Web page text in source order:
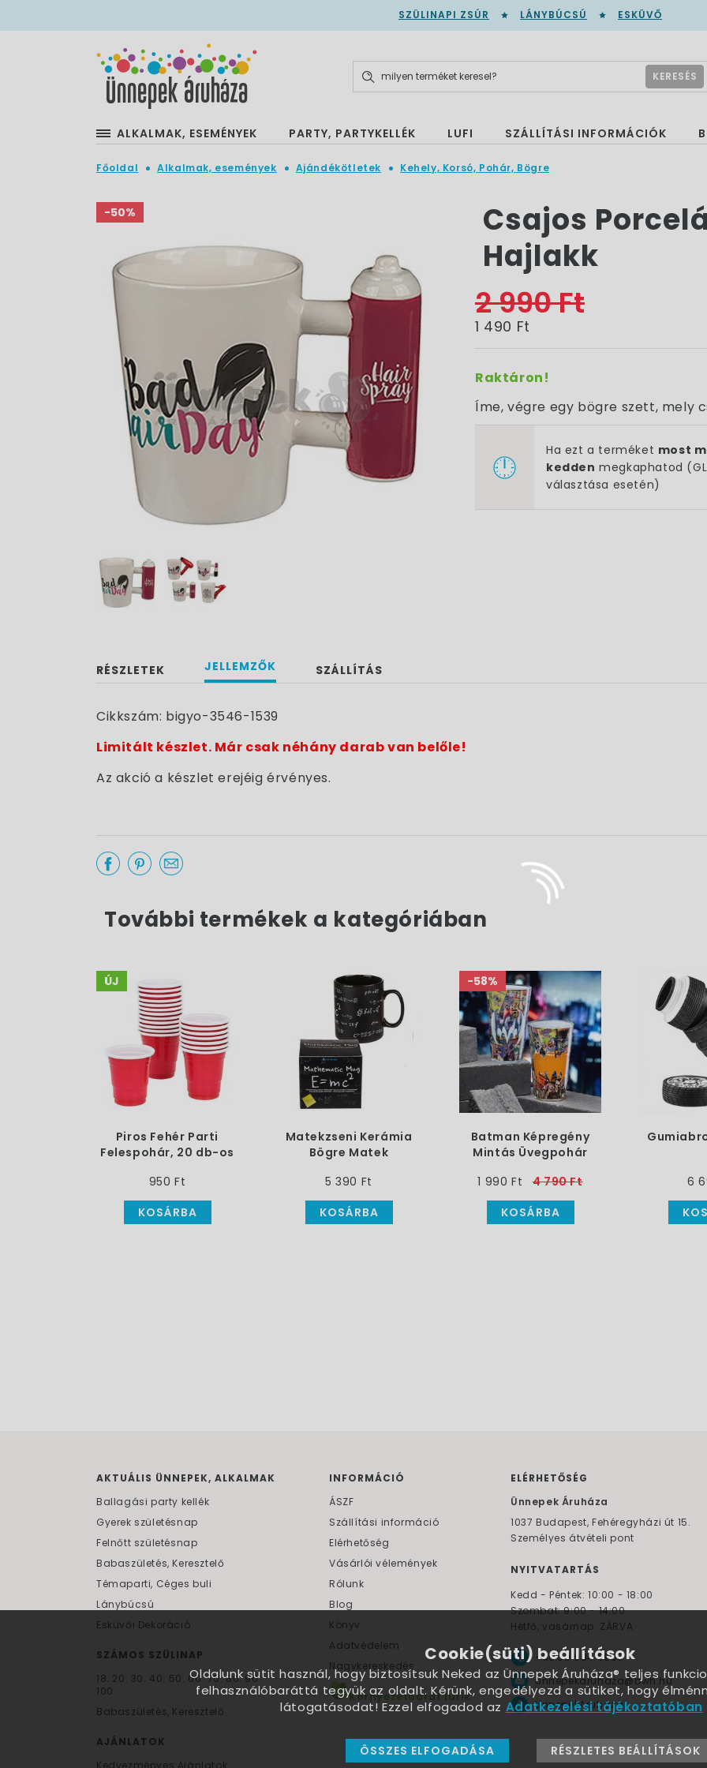
SZÜLINAPI ZSÚR LÁNYBÚCSÚ ESKÜVŐ
KERESÉS
ALKALMAK, ESEMÉNYEK PARTY, PARTYKELLÉK LUFI SZÁLLÍTÁSI INFORMÁCIÓK
Főoldal Alkalmak, események Ajándékötletek Kehely, Korsó, Pohár, Bögre
-50%
Csajos
Hajlakk
2 990 Ft
1 490 Ft
Raktáron!
Íme, végre egy bögre szett, mely
Ha ezt a terméket most
kedden megkaphatod
választása esetén)
RÉSZLETEK JELLEMZŐK SZÁLLÍTÁS
Cikkszám: bigyo-3546-1539
Limitált készlet. Már csak néhány darab van belőle!
Az akció a készlet erejéig érvényes.
További termékek a kategóriában
ÚJ
Piros Fehér Parti
Felespohár, 20 db-os
950 Ft
KOSÁRBA
Matekzseni Kerámia
Bögre Matek
5 390 Ft
KOSÁRBA
-58%
Batman Képregény
Mintás Üvegpohár
1 990 Ft
4 790 Ft
KOSÁRBA
6
AKTUÁLIS ÜNNEPEK, ALKALMAK
Ballagási party kellék
Gyerek születésnap
Felnőtt születésnap
Babaszületés, Keresztelő
Témaparti, Céges buli
Lánybúcsú
Esküvői Dekoráció
SZÁMOS SZÜLINAP
18. 20. 30. 40. 50. 60.70.80.90.
100.
Babaszületés, Keresztelő
AJÁNLATOK
Kedvezményes Ajánlatok
INFORMÁCIÓ
ÁSZF
Szállítási információ
Elérhetőség
Vásárlói vélemények
Rólunk
Blog
Könyv
Adatvédelem
Nagykereskedés
Környezetbarát lufik
ELÉRHETŐSÉG
Ünnepek Áruháza
1037 Budapest, Fehéregyházi út 15.
Személyes átvételi pont
NYITVATARTÁS
Kedd - Péntek: 10:00 - 18:00
Szombat: 9:00 - 14:00
Hétfő, vasárnap: ZÁRVA
+36 30 984 6955
unnepekaruhaza@bwh.hu
UnnepekAruhaza
Cookie(süti) beállítások
Oldalunk sütit használ, hogy biztosítsuk Neked az Ünnepek Áruháza® teljes
felhasználóbaráttá tegyük az oldalt. Kérünk, engedélyezd a sütiket, hogy
látogatásodat! Ezzel elfogadod az Adatkezelési tájékoztatóban
ÖSSZES ELFOGADÁSA RÉSZLETES BEÁLLÍTÁSOK